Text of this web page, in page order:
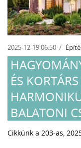
2025-12-19 06:50
ÉS
BALATONI
Cikkünk a 203-as,